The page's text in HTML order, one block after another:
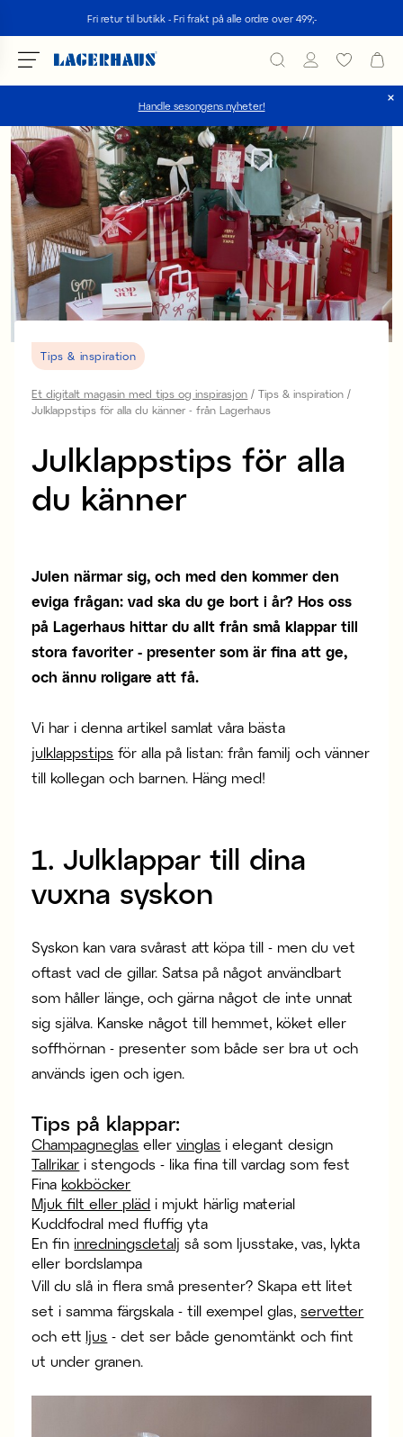
Fri retur til butikk - Fri frakt på alle ordre over 499;-
Handle sesongens nyheter!
velg språk / valuta
DK / EUR
FI / EUR
NO / NKR
SE / SEK
Tips & inspiration
Et digitalt magasin med tips og inspirasjon
Tips & inspiration
Julklappstips för alla du känner - från Lagerhaus
Julklappstips för alla
du känner
Julen närmar sig, och med den kommer den
eviga frågan: vad ska du ge bort i år? Hos oss
på Lagerhaus hittar du allt från små klappar till
stora favoriter - presenter som är fina att ge,
och ännu roligare att få.
Vi har i denna artikel samlat våra bästa
julklappstips för alla på listan: från familj och vänner
till kollegan och barnen. Häng med!
1. Julklappar till dina
vuxna syskon
Syskon kan vara svårast att köpa till - men du vet
oftast vad de gillar. Satsa på något användbart
som håller länge, och gärna något de inte unnat
sig själva. Kanske något till hemmet, köket eller
soffhörnan - presenter som både ser bra ut och
används igen och igen.
Tips på klappar:
Champagneglas ellervinglas i elegant design
Tallrikar i stengods - lika fina till vardag som fest
Fina kokböcker
Mjuk filt eller pläd i mjukt härlig material
Kuddfodral med fluffig yta
En fin inredningsdetalj så som ljusstake, vas, lykta
eller bordslampa
Vill du slå in flera små presenter? Skapa ett litet
set i samma färgskala - till exempel glas,servetter
och ett ljus - det ser både genomtänkt och fint
ut under granen.